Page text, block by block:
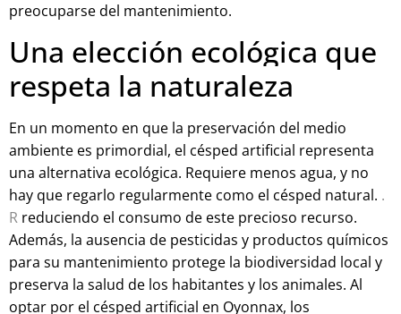
preocuparse del mantenimiento.
Una elección ecológica que
respeta la naturaleza
En un momento en que la preservación del medio
ambiente es primordial, el césped artificial representa
una alternativa ecológica. Requiere menos agua, y no
hay que regarlo regularmente como el césped natural. .
R reduciendo el consumo de este precioso recurso.
Además, la ausencia de pesticidas y productos químicos
para su mantenimiento protege la biodiversidad local y
preserva la salud de los habitantes y los animales. Al
optar por el césped artificial en Oyonnax, los